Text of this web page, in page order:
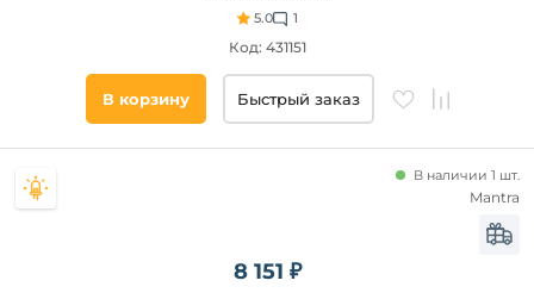
5.0 1
Код: 431151
В корзину Быстрый заказ
8 151 ₽
В наличии 1 шт.
Mantra